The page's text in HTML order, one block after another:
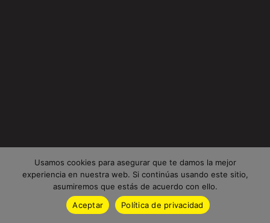
Usamos cookies para asegurar que te damos la mejor
experiencia en nuestra web. Si continúas usando este sitio,
asumiremos que estás de acuerdo con ello.
Aceptar
Política de privacidad